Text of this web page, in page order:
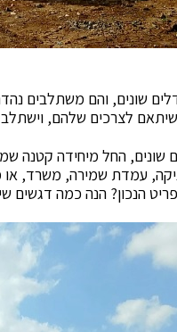
שונים, והם משתלבים
לצרכים שלהם, וישתלב
שונים, החל מיחידה קטנה
עמדת שמירה, משרד,
הנכון? הנה כמה דגשים